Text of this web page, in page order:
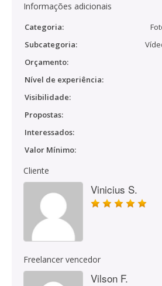
Informações adicionais
Categoria:
Subcategoria:
Orçamento:
Nível de experiência:
Visibilidade:
Propostas:
Interessados:
Valor Mínimo:
Cliente
Vinicius S.
Freelancer vencedor
Vilson F.